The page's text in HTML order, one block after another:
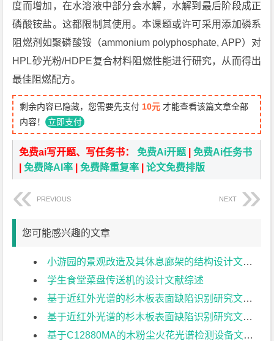
度而增加，在水溶液中部分会水解，水解到最后阶段成正
磷酸铵盐。这都限制其使用。本课题或许可采用添加磷系
阻燃剂如聚磷酸铵（ammonium polyphosphate, APP）对
HPL砂光粉/HDPE复合材料阻燃性能进行研究，从而得出
最佳阻燃配方。
剩余内容已隐藏，您需要先支付 10元 才能查看该篇文章全部
内容！ 立即支付
免费ai写开题、写任务书：免费Ai开题 |免费Ai任务书
|免费降AI率 |免费降重复率 |论文免费排版
PREVIOUS NEXT
您可能感兴趣的文章
小游园的景观改造及其休息廊架的结构设计文献综述
学生食堂菜盘传送机的设计文献综述
基于近红外光谱的杉木板表面缺陷识别研究文献综述
基于近红外光谱的杉木板表面缺陷识别研究文献综述
基于C12880MA的木粉尘火花光谱检测设备文献综述